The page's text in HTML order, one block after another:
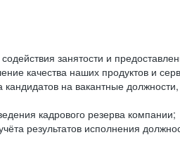
занятости и
качества наших продуктов и
на вакантные
кадрового резерва компании;
результатов исполнения